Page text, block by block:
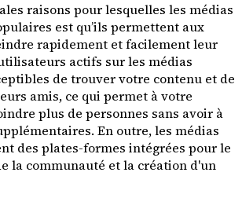
raisons pour lesquelles les médias
est qu’ils permettent aux
rapidement et facilement leur
actifs sur les médias
de trouver votre contenu et de
amis, ce qui permet à votre
plus de personnes sans avoir à
En outre, les médias
des plates-formes intégrées pour le
la communauté et la création d'un